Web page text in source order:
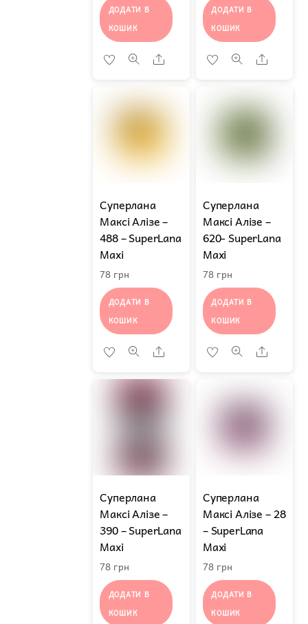
ДОДАТИ В
КОШИК
Share
ДОДАТИ В
КОШИК
Share
Суперлана
Максі Алізе –
488 – SuperLana
Maxi
78 грн
ДОДАТИ В
КОШИК
Share
Суперлана
Максі Алізе –
620- SuperLana
Maxi
78 грн
ДОДАТИ В
КОШИК
Share
Суперлана
Максі Алізе –
390 – SuperLana
Maxi
78 грн
ДОДАТИ В
КОШИК
Суперлана
Максі Алізе – 28
– SuperLana
Maxi
78 грн
ДОДАТИ В
КОШИК